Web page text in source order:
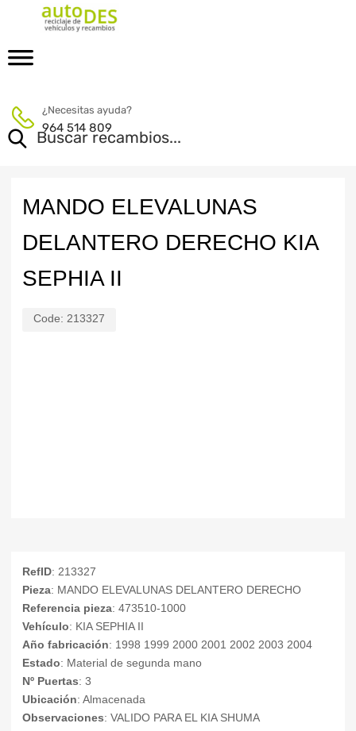
¿Necesitas ayuda?
964 514 809
MANDO ELEVALUNAS
DELANTERO DERECHO KIA
SEPHIA II
Code: 213327
RefID: 213327
Pieza: MANDO ELEVALUNAS DELANTERO DERECHO
Referencia pieza: 473510-1000
Vehículo: KIA SEPHIA II
Año fabricación: 1998 1999 2000 2001 2002 2003 2004
Estado: Material de segunda mano
Nº Puertas: 3
Ubicación: Almacenada
Observaciones: VALIDO PARA EL KIA SHUMA